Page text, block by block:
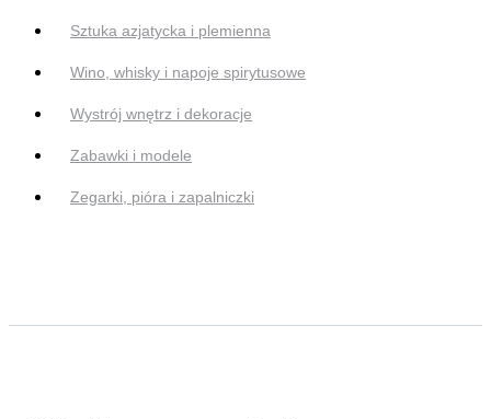
Sztuka azjatycka i plemienna
Wino, whisky i napoje spirytusowe
Wystrój wnętrz i dekoracje
Zabawki i modele
Zegarki, pióra i zapalniczki